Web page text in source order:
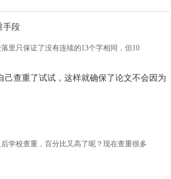
里只保证了没有连续的13个字相同，但10
查重了试试，这样就确保了论文不会因为
学校查重，百分比又高了呢？现在查重很多